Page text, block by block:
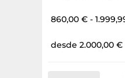
860,00 € -
desde 2.000,00 €